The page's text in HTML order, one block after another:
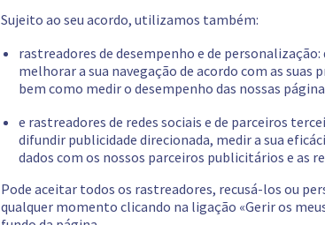
Sujeito ao seu acordo, utilizamos também:
rastreadores de desempenho e de
melhorar a sua navegação de acordo com as suas
bem como medir o desempenho das nossas
e rastreadores de redes sociais e de parceiros
difundir publicidade direcionada, medir a sua
dados com os nossos parceiros publicitários e as
Pode aceitar todos os rastreadores, recusá-los ou
qualquer momento clicando na ligação «Gerir os